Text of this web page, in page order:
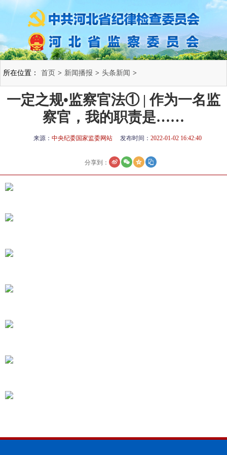
所在位置： 首页 > 新闻播报 > 头条新闻 >
一定之规•监察官法① | 作为一名监
察官，我的职责是……
来源： 中央纪委国家监委网站 发布时间： 2022-01-02 16:42:40
分享到：